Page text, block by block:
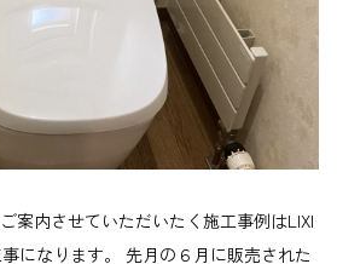
案内させていただいたく施工事例はLIXI
になります。 先月の６月に販売された